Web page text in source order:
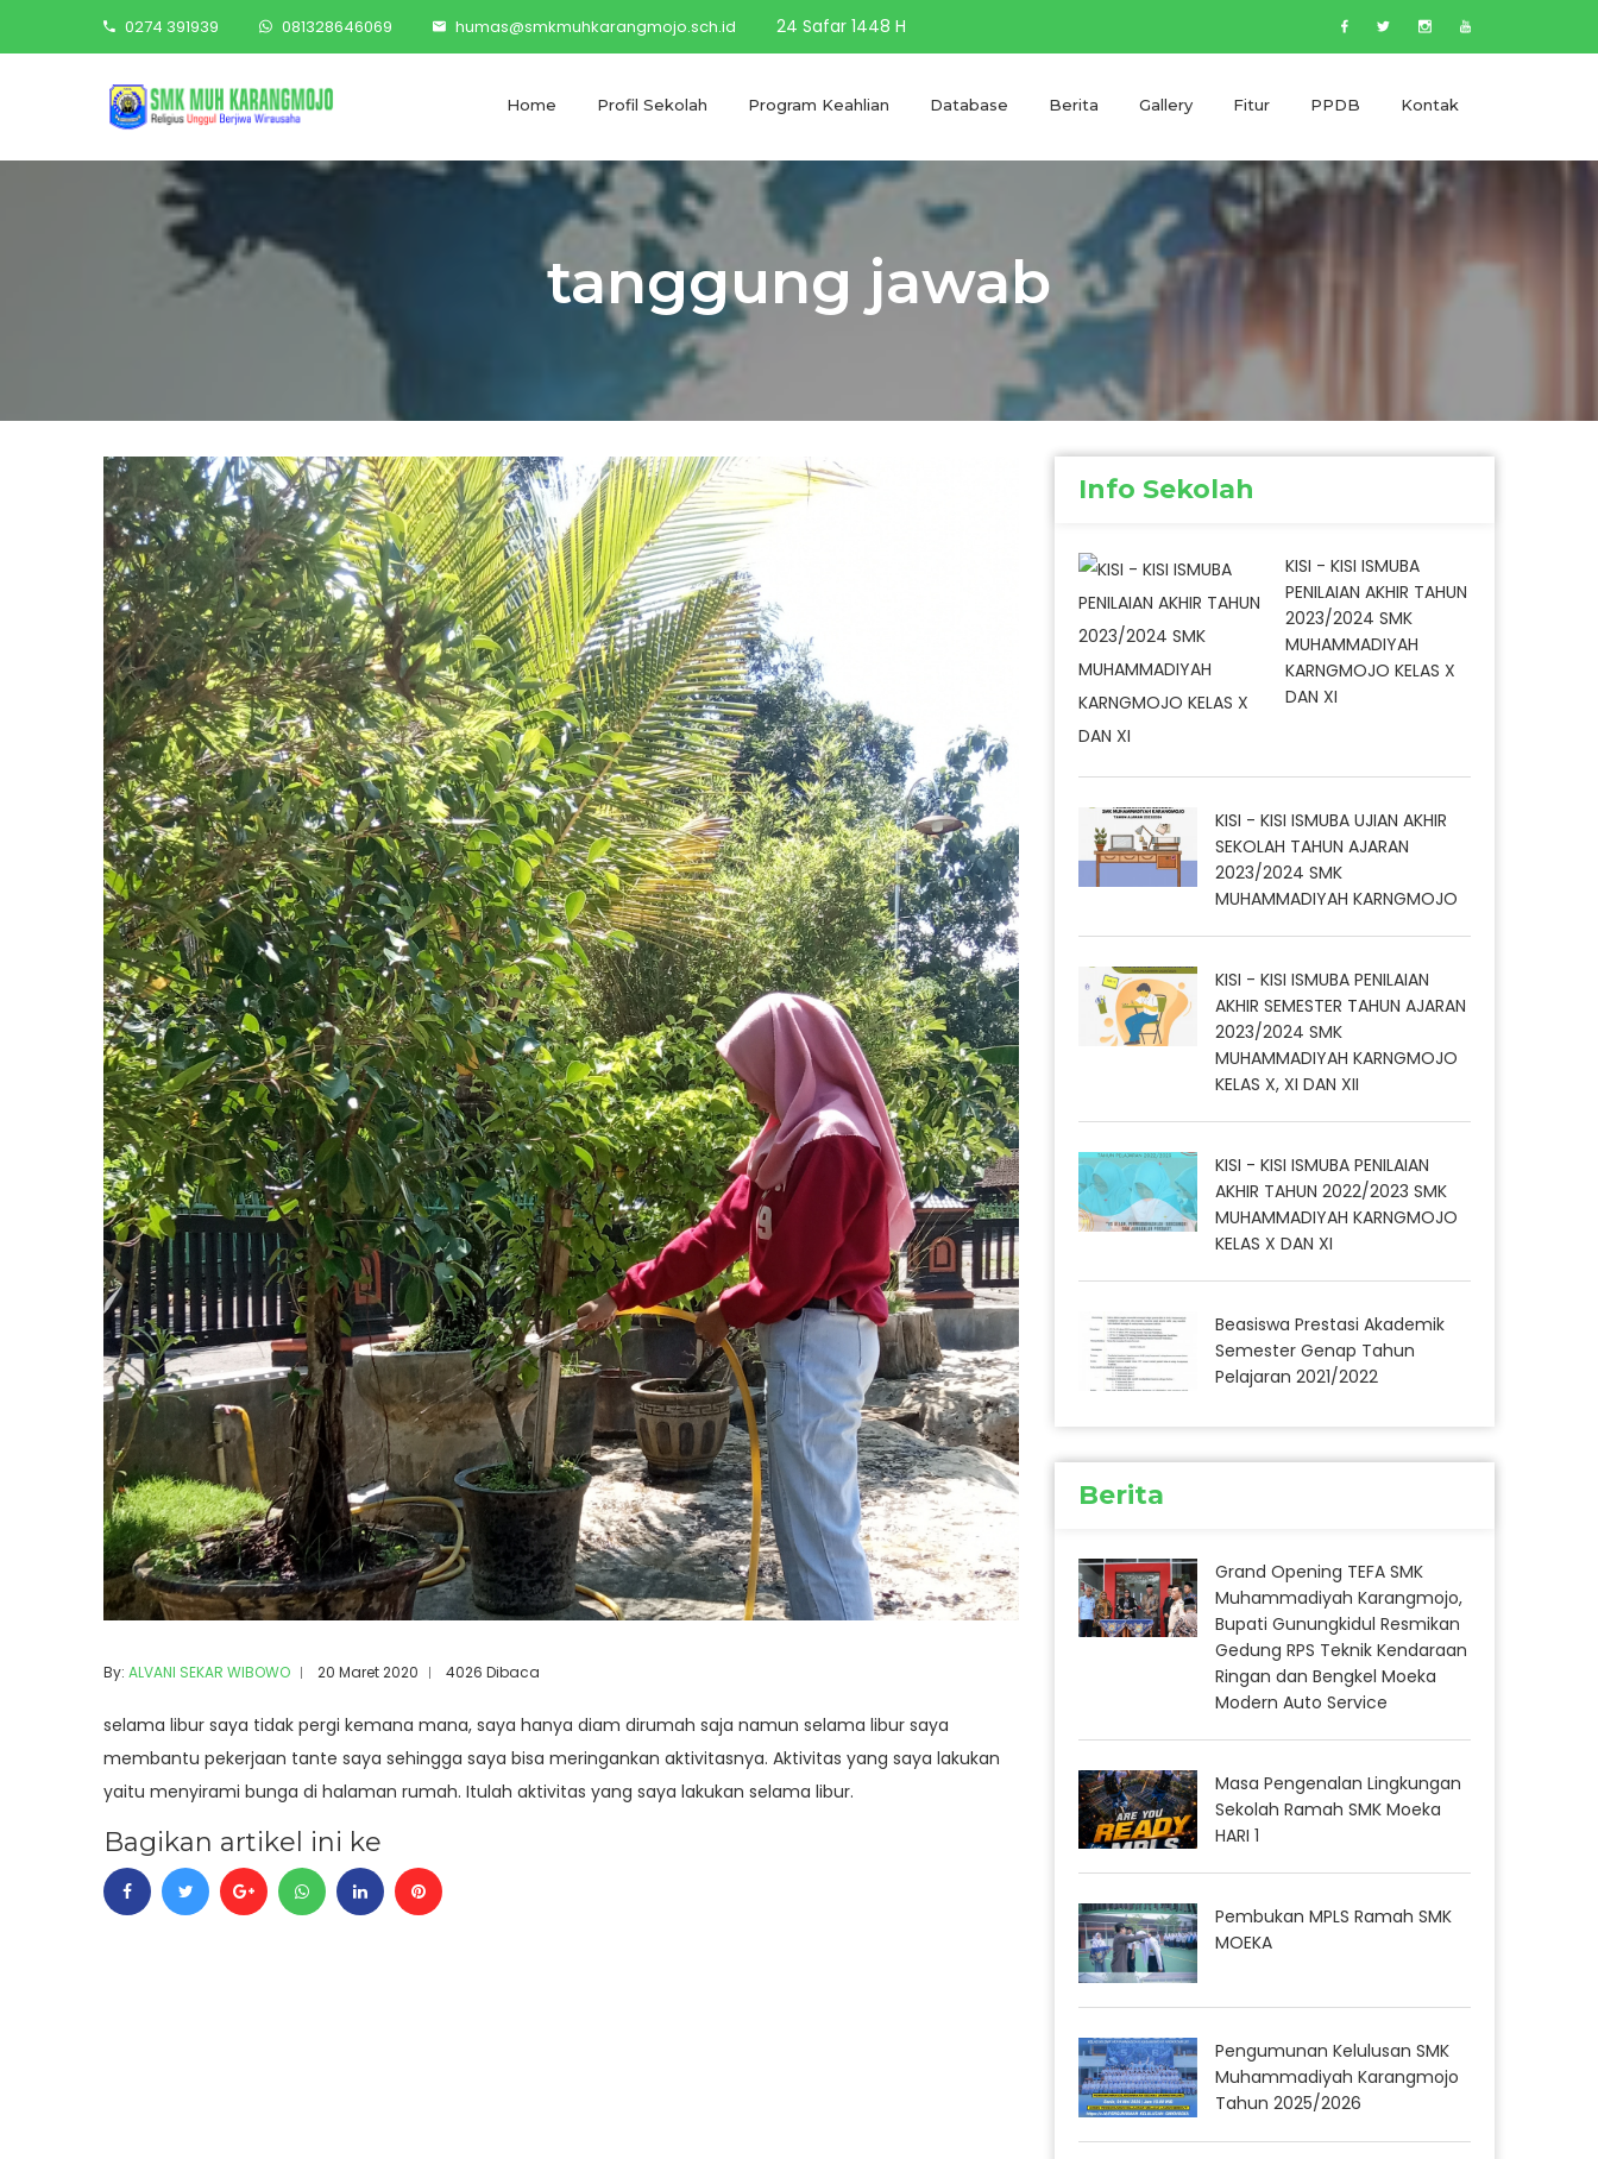
0274 391939 081328646069 humas@smkmuhkarangmojo.sch.id 24 Safar 1448 H
Home Profil Sekolah Program Keahlian Database Berita Gallery Fitur PPDB Kontak
tanggung jawab
By: ALVANI SEKAR WIBOWO 20 Maret 2020 4026 Dibaca
selama libur saya tidak pergi kemana mana, saya hanya diam dirumah saja namun selama libur saya
membantu pekerjaan tante saya sehingga saya bisa meringankan aktivitasnya. Aktivitas yang saya lakukan
yaitu menyirami bunga di halaman rumah. Itulah aktivitas yang saya lakukan selama libur.
Bagikan artikel ini ke
Info Sekolah
KISI - KISI ISMUBA
PENILAIAN AKHIR TAHUN
2023/2024 SMK
MUHAMMADIYAH
KARNGMOJO KELAS X
DAN XI
KISI - KISI ISMUBA UJIAN AKHIR
SEKOLAH TAHUN AJARAN
2023/2024 SMK
MUHAMMADIYAH KARNGMOJO
KISI - KISI ISMUBA PENILAIAN
AKHIR SEMESTER TAHUN AJARAN
2023/2024 SMK
MUHAMMADIYAH KARNGMOJO
KELAS X, XI DAN XII
KISI - KISI ISMUBA PENILAIAN
AKHIR TAHUN 2022/2023 SMK
MUHAMMADIYAH KARNGMOJO
KELAS X DAN XI
Beasiswa Prestasi Akademik
Semester Genap Tahun
Pelajaran 2021/2022
Berita
Grand Opening TEFA SMK
Muhammadiyah Karangmojo,
Bupati Gunungkidul Resmikan
Gedung RPS Teknik Kendaraan
Ringan dan Bengkel Moeka
Modern Auto Service
Masa Pengenalan Lingkungan
Sekolah Ramah SMK Moeka
HARI 1
Pembukan MPLS Ramah SMK
MOEKA
Pengumunan Kelulusan SMK
Muhammadiyah Karangmojo
Tahun 2025/2026